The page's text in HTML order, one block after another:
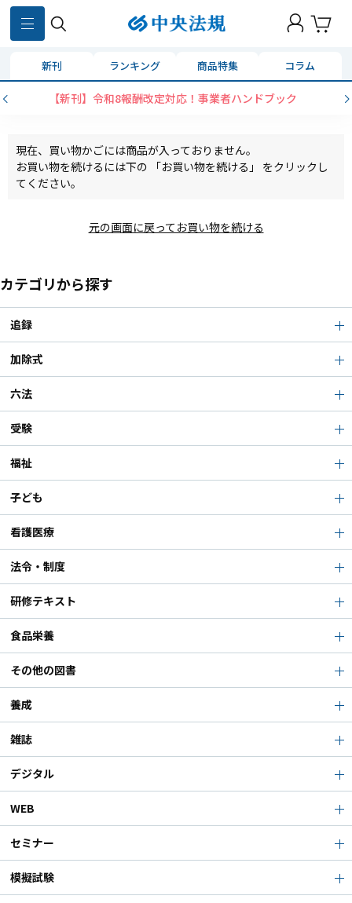
新刊 ランキング 商品特集 コラム
【新刊】令和8報酬改定対応！事業者ハンドブック
現在、買い物かごには商品が入っておりません。
お買い物を続けるには下の 「お買い物を続ける」 をクリックし
てください。
元の画面に戻ってお買い物を続ける
カテゴリから探す
追録
加除式
六法
受験
福祉
子ども
看護医療
法令・制度
研修テキスト
食品栄養
その他の図書
養成
雑誌
デジタル
WEB
セミナー
模擬試験